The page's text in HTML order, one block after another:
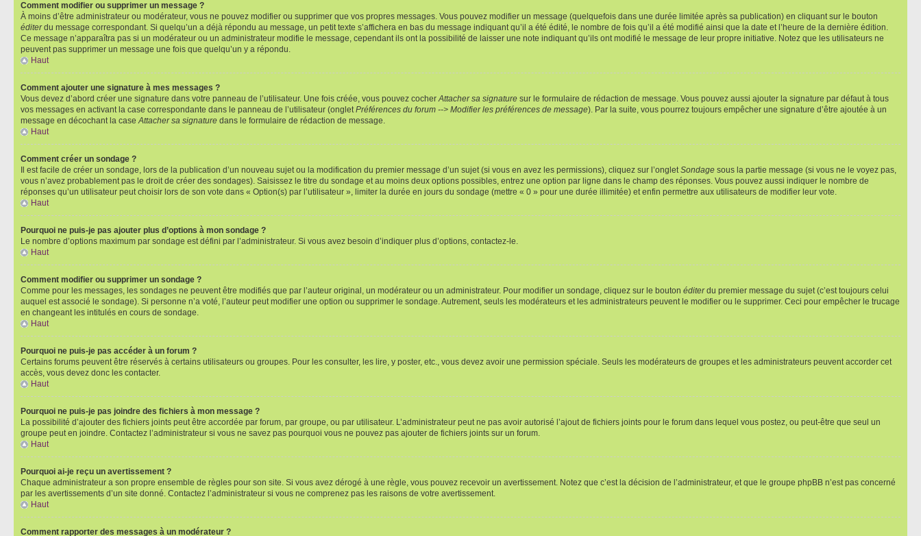
Comment modifier ou supprimer un message ?
À moins d’être administrateur ou modérateur, vous ne pouvez modifier ou supprimer que vos propres messages. Vous pouvez modifier un message (quelquefois dans une durée limitée après sa publication) en cliquant sur le bouton
éditerdu message correspondant. Si quelqu’un a déjà répondu au message, un petit texte s’affichera en bas du message indiquant qu’il a été édité, le nombre de fois qu’il a été modifié ainsi que la date et l’heure de la dernière édition.
Ce message n’apparaîtra pas si un modérateur ou un administrateur modifie le message, cependant ils ont la possibilité de laisser une note indiquant qu’ils ont modifié le message de leur propre initiative. Notez que les utilisateurs ne
peuvent pas supprimer un message une fois que quelqu’un y a répondu.
Haut
Comment ajouter une signature à mes messages ?
Vous devez d’abord créer une signature dans votre panneau de l’utilisateur. Une fois créée, vous pouvez cocherAttacher sa signature sur le formulaire de rédaction de message. Vous pouvez aussi ajouter la signature par défaut à tous
vos messages en activant la case correspondante dans le panneau de l’utilisateur (ongletPréférences du forum --> Modifier les préférences de message). Par la suite, vous pourrez toujours empêcher une signature d’être ajoutée à un
message en décochant la caseAttacher sa signature dans le formulaire de rédaction de message.
Haut
Comment créer un sondage ?
Il est facile de créer un sondage, lors de la publication d’un nouveau sujet ou la modification du premier message d’un sujet (si vous en avez les permissions), cliquez sur l’ongletSondage sous la partie message (si vous ne le voyez pas,
vous n’avez probablement pas le droit de créer des sondages). Saisissez le titre du sondage et au moins deux options possibles, entrez une option par ligne dans le champ des réponses. Vous pouvez aussi indiquer le nombre de
réponses qu’un utilisateur peut choisir lors de son vote dans « Option(s) par l’utilisateur », limiter la durée en jours du sondage (mettre « 0 » pour une durée illimitée) et enfin permettre aux utilisateurs de modifier leur vote.
Haut
Pourquoi ne puis-je pas ajouter plus d’options à mon sondage ?
Le nombre d’options maximum par sondage est défini par l’administrateur. Si vous avez besoin d’indiquer plus d’options, contactez-le.
Haut
Comment modifier ou supprimer un sondage ?
Comme pour les messages, les sondages ne peuvent être modifiés que par l’auteur original, un modérateur ou un administrateur. Pour modifier un sondage, cliquez sur le bouton éditerdu premier message du sujet (c’est toujours celui
auquel est associé le sondage). Si personne n’a voté, l’auteur peut modifier une option ou supprimer le sondage. Autrement, seuls les modérateurs et les administrateurs peuvent le modifier ou le supprimer. Ceci pour empêcher le trucage
en changeant les intitulés en cours de sondage.
Haut
Pourquoi ne puis-je pas accéder à un forum ?
Certains forums peuvent être réservés à certains utilisateurs ou groupes. Pour les consulter, les lire, y poster, etc., vous devez avoir une permission spéciale. Seuls les modérateurs de groupes et les administrateurs peuvent accorder cet
accès, vous devez donc les contacter.
Haut
Pourquoi ne puis-je pas joindre des fichiers à mon message ?
La possibilité d’ajouter des fichiers joints peut être accordée par forum, par groupe, ou par utilisateur. L’administrateur peut ne pas avoir autorisé l’ajout de fichiers joints pour le forum dans lequel vous postez, ou peut-être que seul un
groupe peut en joindre. Contactez l’administrateur si vous ne savez pas pourquoi vous ne pouvez pas ajouter de fichiers joints sur un forum.
Haut
Pourquoi ai-je reçu un avertissement ?
Chaque administrateur a son propre ensemble de règles pour son site. Si vous avez dérogé à une règle, vous pouvez recevoir un avertissement. Notez que c’est la décision de l’administrateur, et que le groupe phpBB n’est pas concerné
par les avertissements d’un site donné. Contactez l’administrateur si vous ne comprenez pas les raisons de votre avertissement.
Haut
Comment rapporter des messages à un modérateur ?